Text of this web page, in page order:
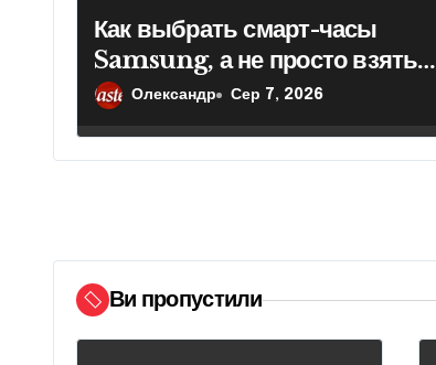
и
с
і
в
Как выбрать смарт-часы
Samsung, а не просто взять
модель подороже
Олександр Сер 7, 2026
Ви пропустили